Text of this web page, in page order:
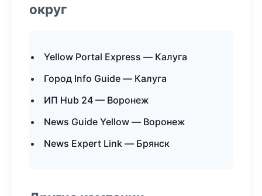
округ
Yellow Portal Express — Калуга
Город Info Guide — Калуга
ИП Hub 24 — Воронеж
News Guide Yellow — Воронеж
News Expert Link — Брянск